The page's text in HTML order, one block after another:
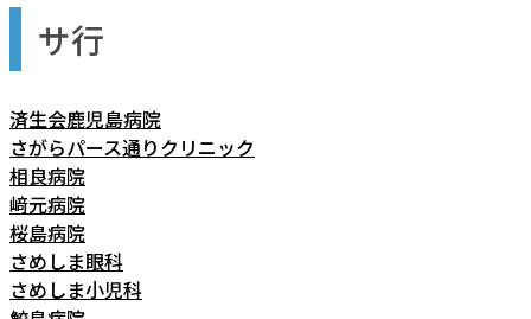
サ行
済生会鹿児島病院
さがらパース通りクリニック
相良病院
﨑元病院
桜島病院
さめしま眼科
さめしま小児科